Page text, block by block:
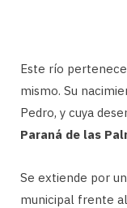
Este río
mismo. Su
Pedro, y cuya
Paraná de las
Se extiende por
municipal frente